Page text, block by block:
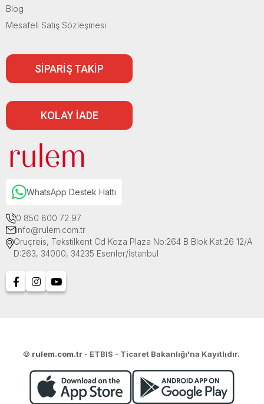
Blog
Mesafeli Satış Sözleşmesi
SİPARİŞ TAKİP
KOLAY İADE
WhatsApp Destek Hattı
0 850 800 72 97
info@rulem.com.tr
Oruçreis, Tekstilkent Cd Koza Plaza No:264 B Blok Kat:26 12/A
D:263, 34000, 34235 Esenler/İstanbul
© rulem.com.tr - ETBIS - Ticaret Bakanlığı'na Kayıtlıdır.